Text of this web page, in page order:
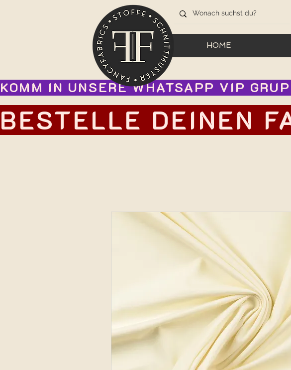
HOME
KOMM IN UNSERE WHATSAPP VIP
BESTELLE DEINEN